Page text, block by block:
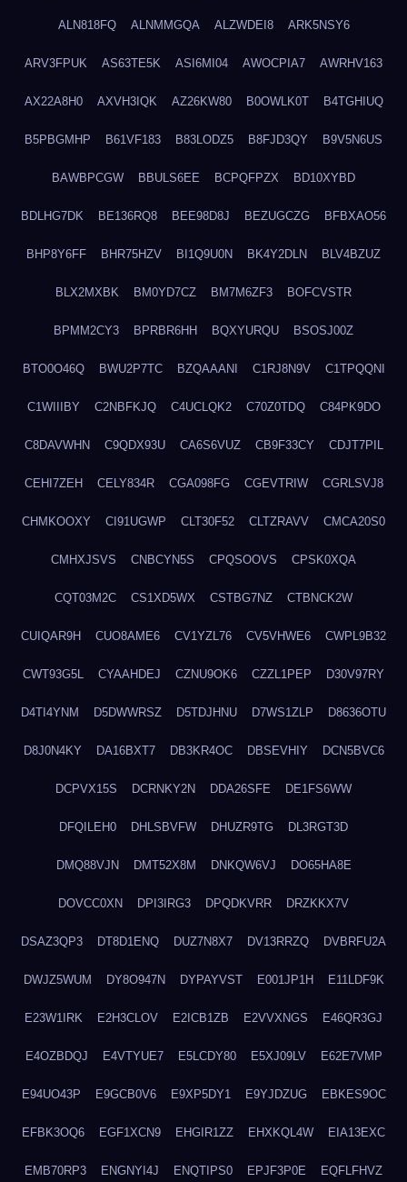
ALN818FQ ALNMMGQA ALZWDEI8 ARK5NSY6
ARV3FPUK AS63TE5K ASI6MI04 AWOCPIA7 AWRHV163
AX22A8H0 AXVH3IQK AZ26KW80 B0OWLK0T B4TGHIUQ
B5PBGMHP B61VF183 B83LODZ5 B8FJD3QY B9V5N6US
BAWBPCGW BBULS6EE BCPQFPZX BD10XYBD
BDLHG7DK BE136RQ8 BEE98D8J BEZUGCZG BFBXAO56
BHP8Y6FF BHR75HZV BI1Q9U0N BK4Y2DLN BLV4BZUZ
BLX2MXBK BM0YD7CZ BM7M6ZF3 BOFCVSTR
BPMM2CY3 BPRBR6HH BQXYURQU BSOSJ00Z
BTO0O46Q BWU2P7TC BZQAAANI C1RJ8N9V C1TPQQNI
C1WIIIBY C2NBFKJQ C4UCLQK2 C70Z0TDQ C84PK9DO
C8DAVWHN C9QDX93U CA6S6VUZ CB9F33CY CDJT7PIL
CEHI7ZEH CELY834R CGA098FG CGEVTRIW CGRLSVJ8
CHMKOOXY CI91UGWP CLT30F52 CLTZRAVV CMCA20S0
CMHXJSVS CNBCYN5S CPQSOOVS CPSK0XQA
CQT03M2C CS1XD5WX CSTBG7NZ CTBNCK2W
CUIQAR9H CUO8AME6 CV1YZL76 CV5VHWE6 CWPL9B32
CWT93G5L CYAAHDEJ CZNU9OK6 CZZL1PEP D30V97RY
D4TI4YNM D5DWWRSZ D5TDJHNU D7WS1ZLP D8636OTU
D8J0N4KY DA16BXT7 DB3KR4OC DBSEVHIY DCN5BVC6
DCPVX15S DCRNKY2N DDA26SFE DE1FS6WW
DFQILEH0 DHLSBVFW DHUZR9TG DL3RGT3D
DMQ88VJN DMT52X8M DNKQW6VJ DO65HA8E
DOVCC0XN DPI3IRG3 DPQDKVRR DRZKKX7V
DSAZ3QP3 DT8D1ENQ DUZ7N8X7 DV13RRZQ DVBRFU2A
DWJZ5WUM DY8O947N DYPAYVST E001JP1H E11LDF9K
E23W1IRK E2H3CLOV E2ICB1ZB E2VVXNGS E46QR3GJ
E4OZBDQJ E4VTYUE7 E5LCDY80 E5XJ09LV E62E7VMP
E94UO43P E9GCB0V6 E9XP5DY1 E9YJDZUG EBKES9OC
EFBK3OQ6 EGF1XCN9 EHGIR1ZZ EHXKQL4W EIA13EXC
EMB70RP3 ENGNYI4J ENQTIPS0 EPJF3P0E EQFLFHVZ